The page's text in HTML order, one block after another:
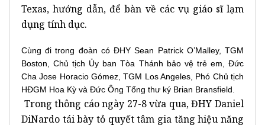
Texas, hướng dẫn, để bàn về các vụ giáo sĩ lạm
dụng tính dục.
Cùng đi trong đoàn có ĐHY Sean Patrick O’Malley, TGM
Boston, Chủ tịch Ủy ban Tòa Thánh bảo vệ trẻ em, Đức
Cha Jose Horacio Gómez, TGM Los Angeles, Phó Chủ tịch
HĐGM Hoa Kỳ và Đức Ông Tổng thư ký Brian Bransfield.
Trong thông cáo ngày 27-8 vừa qua, ĐHY Daniel
DiNardo tái bày tỏ quyết tâm gia tăng hiệu năng